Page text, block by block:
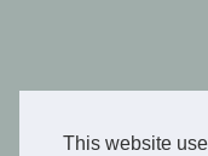
This website